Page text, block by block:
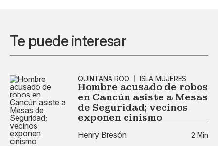
Te puede interesar
QUINTANA ROO ISLA MUJERES
Hombre acusado de robos
en Cancún asiste a Mesas
de Seguridad; vecinos
exponen cinismo
Henry Bresón
2 Min